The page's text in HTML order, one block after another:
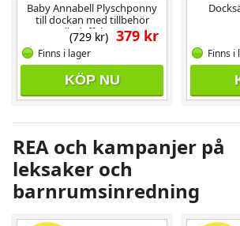
Baby Annabell Plyschponny
till dockan med tillbehör
ljudeffekter379 kr
(729 kr)
Finns i lager
KÖP NU
Finns i
REA och kampanjer på
leksaker och
barnrumsinredning